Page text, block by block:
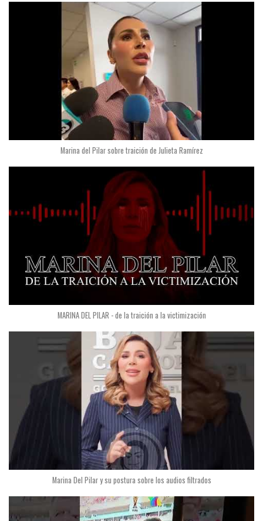
Marina del Pilar sobre traición de Julieta Ramírez
MARINA DEL PILAR - de la traición a la victimización
Marina Del Pilar y su postura sobre los audios filtrados